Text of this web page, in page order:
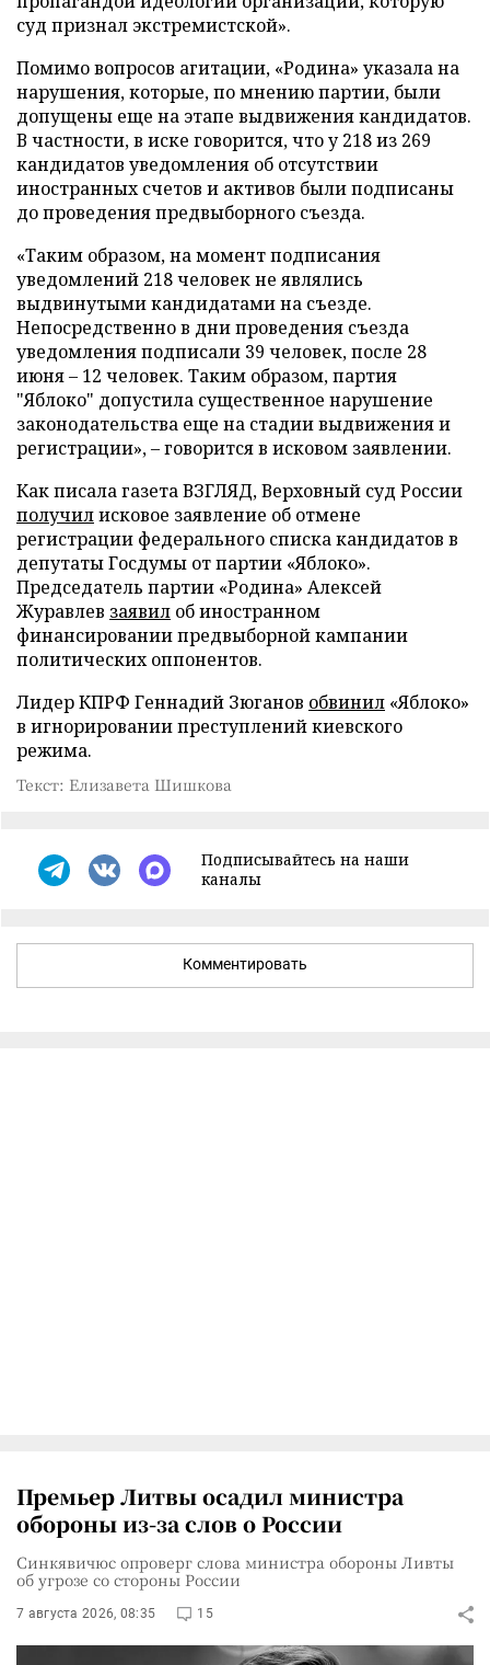
суд признал экстремистской».
Помимо вопросов агитации, «Родина» указала на
нарушения, которые, по мнению партии, были
допущены еще на этапе выдвижения кандидатов.
В частности, в иске говорится, что у 218 из 269
кандидатов уведомления об отсутствии
иностранных счетов и активов были подписаны
до проведения предвыборного съезда.
«Таким образом, на момент подписания
уведомлений 218 человек не являлись
выдвинутыми кандидатами на съезде.
Непосредственно в дни проведения съезда
уведомления подписали 39 человек, после 28
июня – 12 человек. Таким образом, партия
"Яблоко" допустила существенное нарушение
законодательства еще на стадии выдвижения и
регистрации», – говорится в исковом заявлении.
Как писала газета ВЗГЛЯД, Верховный суд России
получилисковое заявление об отмене
регистрации федерального списка кандидатов в
депутаты Госдумы от партии «Яблоко».
Председатель партии «Родина» Алексей
Журавлев заявил об иностранном
финансировании предвыборной кампании
политических оппонентов.
Лидер КПРФ Геннадий Зюганов обвинил «Яблоко»
в игнорировании преступлений киевского
режима.
Текст: Елизавета Шишкова
Подписывайтесь на наши
каналы
Комментировать
Премьер Литвы осадил министра
обороны из-за слов о России
Синкявичюс опроверг слова министра обороны Ливты
об угрозе со стороны России
7 августа 2026, 08:35 15